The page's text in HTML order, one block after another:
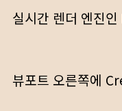
실시간 렌더 엔진
뷰포트 오른쪽에